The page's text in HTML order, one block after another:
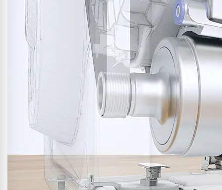
lavadora-secadora. Registra tu producto con nosotros para
activar la garantía.
La garantía comercial que se ofrece en algunos repuestos de
ciertos modelos no cubre las cantidades que correspondan por
los conceptos de diagnóstico del producto, desplazamiento,
carga de gas (en caso necesario) y mano de obra. Esos
conceptos deberán ser abonados por el titular de la garantía al
servicio técnico autorizado.
Registro de producto
15 Programas de Lavado